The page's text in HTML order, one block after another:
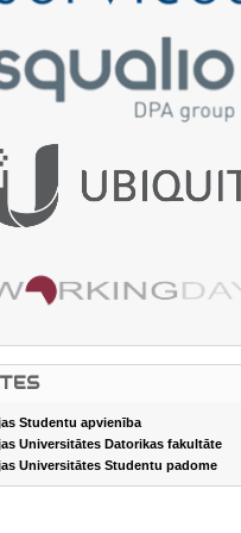
Studentu apvienība
Universitātes Datorikas fakultāte
Universitātes Studentu padome